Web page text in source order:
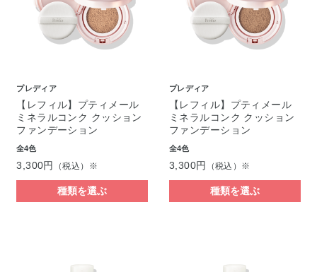
プレディア
【レフィル】プティメール
ミネラルコンク クッション
ファンデーション
全4色
3,300円 （税込）※
種類を選ぶ
プレディア
【レフィル】プティメール
ミネラルコンク クッション
ファンデーション
全4色
3,300円 （税込）※
種類を選ぶ